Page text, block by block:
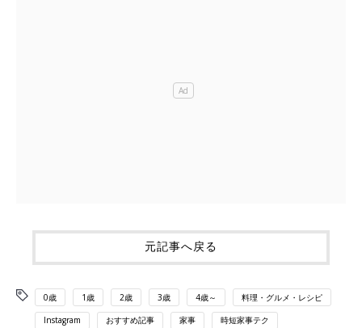
元記事へ戻る
0歳 1歳 2歳 3歳 4歳～ 料理・グルメ・レシピ
Instagram おすすめ記事 家事 時短家事テク